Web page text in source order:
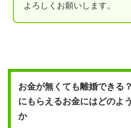
よろしくお願いします。
お金が無くても離婚できる
にもらえるお金にはどのよ
か